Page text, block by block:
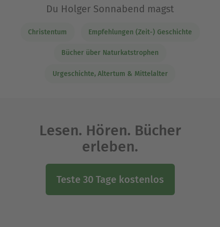
Du Holger Sonnabend magst
Christentum Empfehlungen (Zeit-) Geschichte
Bücher über Naturkatstrophen
Urgeschichte, Altertum & Mittelalter
Lesen. Hören. Bücher
erleben.
Teste 30 Tage kostenlos